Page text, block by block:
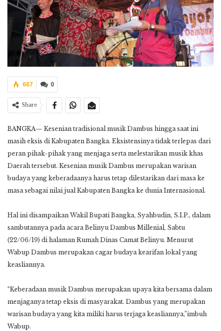
0
667
Share
BANGKA— Kesenian tradisional musik Dambus hingga saat ini
masih eksis di Kabupaten Bangka. Eksistensinya tidak terlepas dari
peran pihak-pihak yang menjaga serta melestarikan musik khas
Daerah tersebut. Kesenian musik Dambus merupakan warisan
budaya yang keberadaanya harus tetap dilestarikan dari masa ke
masa sebagai nilai jual Kabupaten Bangka ke dunia Internasional.
Hal ini disampaikan Wakil Bupati Bangka, Syahbudin, S.I.P., dalam
sambutannya pada acara Belinyu Dambus Millenial, Sabtu
(22/06/19) di halaman Rumah Dinas Camat Belinyu. Menurut
Wabup Dambus merupakan cagar budaya kearifan lokal yang
keasliannya.
“Keberadaan musik Dambus merupakan upaya kita bersama dalam
menjaganya tetap eksis di masyarakat. Dambus yang merupakan
warisan budaya yang kita miliki harus terjaga keasliannya,”imbuh
Wabup.